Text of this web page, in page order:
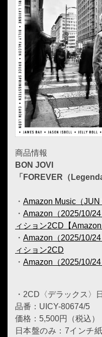
商品情報
BON JOVI
「FOREVER（
・ Amazon Music（JUN
・ Amazon（2025/10/
ィション2CD【
・ Amazon（2025/10/
ィション2CD
・ Amazon（2025/10/
・2CD〈デラックス〉
品番：UICY-80674/5
価格：5,500円（税込）
日本盤のみ：7インチ